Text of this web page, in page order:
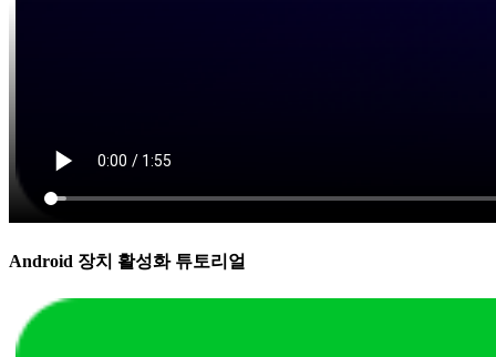
Android 장치 활성화 튜토리얼